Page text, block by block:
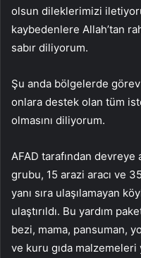
olsun dileklerimizi
kaybedenlere Allah’tan
sabır diliyorum.
Şu anda bölgelerde
onlara destek olan tüm
olmasını diliyorum.
AFAD tarafından devreye
grubu, 15 arazi aracı ve
yanı sıra ulaşılamayan
ulaştırıldı. Bu yardım
bezi, mama, pansuman,
ve kuru gıda malzemeleri